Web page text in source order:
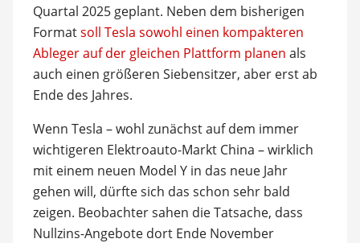
Quartal 2025 geplant. Neben dem bisherigen
Formatsoll Tesla sowohl einen kompakteren
Ableger auf der gleichen Plattform planen als
auch einen größeren Siebensitzer, aber erst ab
Ende des Jahres.
Wenn Tesla – wohl zunächst auf dem immer
wichtigeren Elektroauto-Markt China – wirklich
mit einem neuen Model Y in das neue Jahr
gehen will, dürfte sich das schon sehr bald
zeigen. Beobachter sahen die Tatsache, dass
Nullzins-Angebote dort Ende November